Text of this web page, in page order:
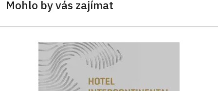
Mohlo by vás zajímat